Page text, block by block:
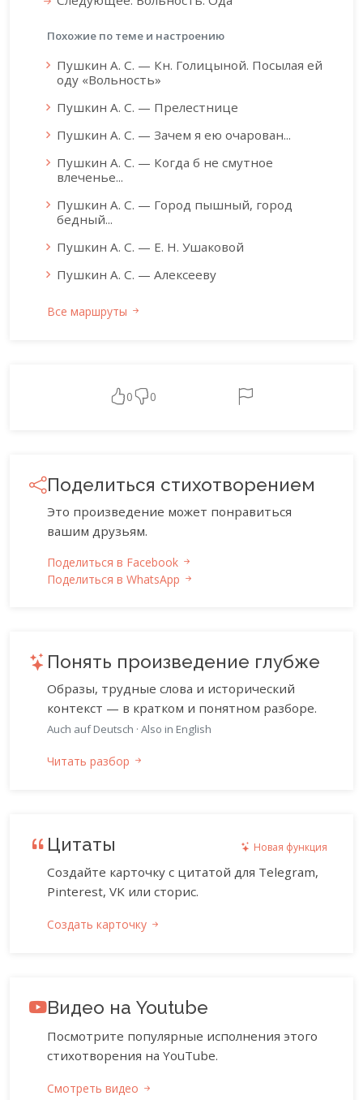
Похожие по теме и настроению
Пушкин А. С. — Кн. Голицыной. Посылая ей
оду «Вольность»
Пушкин А. С. — Прелестнице
Пушкин А. С. — Зачем я ею очарован...
Пушкин А. С. — Когда б не смутное
влеченье...
Пушкин А. С. — Город пышный, город
бедный...
Пушкин А. С. — Е. Н. Ушаковой
Пушкин А. С. — Алексееву
Все маршруты
0 0
Поделиться стихотворением
Это произведение может понравиться
вашим друзьям.
Поделиться в Facebook
Поделиться в WhatsApp
Понять произведение глубже
Образы, трудные слова и исторический
контекст — в кратком и понятном разборе.
Auch auf Deutsch · Also in English
Читать разбор
Цитаты Новая функция
Создайте карточку с цитатой для Telegram,
Pinterest, VK или сторис.
Создать карточку
Видео на Youtube
Посмотрите популярные исполнения этого
стихотворения на YouTube.
Смотреть видео